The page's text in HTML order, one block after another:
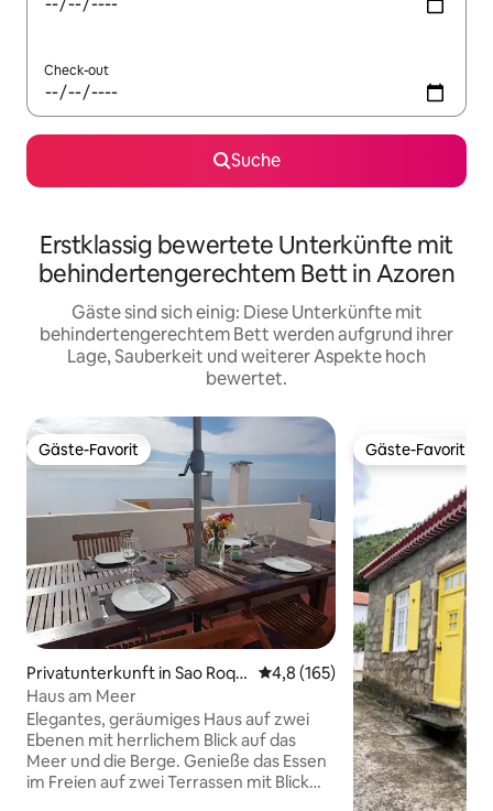
Check-out
Suche
Erstklassig bewertete Unterkünfte mit
behindertengerechtem Bett in Azoren
Gäste sind sich einig: Diese Unterkünfte mit
behindertengerechtem Bett werden aufgrund ihrer
Lage, Sauberkeit und weiterer Aspekte hoch
bewertet.
Gäste-Favorit
Gäste-Favorit
Privatunterkunft in Sao Roqu
e
Durchschnittliche Bewertung:
4,8 (165)
Haus am Meer
Elegantes, geräumiges Haus auf zwei
Ebenen mit herrlichem Blick auf das
Meer und die Berge. Genieße das Essen
im Freien auf zwei Terrassen mit Blick
Gäste-Favorit
Gäste-Favorit